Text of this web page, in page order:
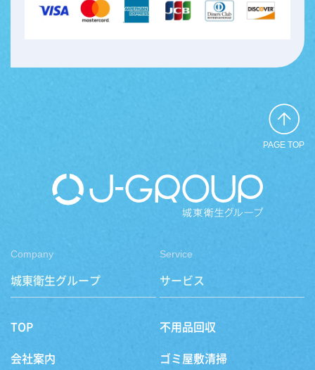
PAGE TOP
Company
城東衛生グループ
TOP
会社案内
Service
サービス
不用品回収
ゴミ屋敷清掃